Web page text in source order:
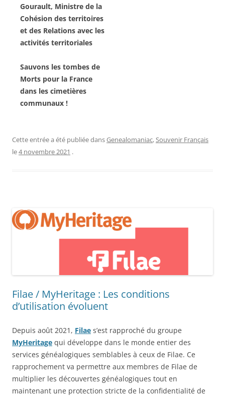
Gourault, Ministre de la
Cohésion des territoires
et des Relations avec les
activités territoriales
Sauvons les tombes de
Morts pour la France
dans les cimetières
communaux !
Cette entrée a été publiée dansGenealomaniac,Souvenir Français
le4 novembre 2021 .
Filae / MyHeritage : Les conditions
d’utilisation évoluent
Depuis août 2021, Filae s’est rapproché du groupe
MyHeritage qui développe dans le monde entier des
services généalogiques semblables à ceux de Filae. Ce
rapprochement va permettre aux membres de Filae de
multiplier les découvertes généalogiques tout en
maintenant une protection stricte de la confidentialité de